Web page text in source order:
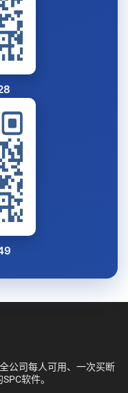
公司每人可用、一次买断
软件。